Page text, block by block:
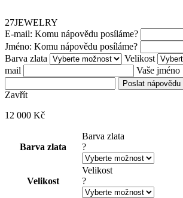
27JEWELRY
E-mail: Komu nápovědu posíláme?
Jméno: Komu nápovědu posíláme?
Barva zlata
Velikost
mail
Vaše jméno
Poslat nápovědu
Zavřít
12 000 Kč
Barva zlata
Barva zlata
?
Velikost
Velikost
?